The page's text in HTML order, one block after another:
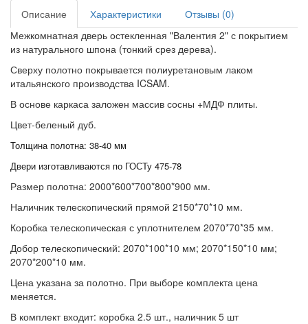
Описание
Характеристики
Отзывы (0)
Межкомнатная дверь остекленная "Валентия 2" с покрытием
из натурального шпона (тонкий срез дерева).
Сверху полотно покрывается полиуретановым лаком
итальянского производства ICSAM.
В основе каркаса заложен массив сосны +МДФ плиты.
Цвет-беленый дуб.
Толщина полотна: 38-40 мм
Двери изготавливаются по ГОСТу 475-78
Размер полотна: 2000*600*700*800*900 мм.
Наличник телескопический прямой 2150*70*10 мм.
Коробка телескопическая с уплотнителем 2070*70*35 мм.
Добор телескопический: 2070*100*10 мм; 2070*150*10 мм;
2070*200*10 мм.
Цена указана за полотно. При выборе комплекта цена
меняется.
В комплект входит: коробка 2.5 шт., наличник 5 шт